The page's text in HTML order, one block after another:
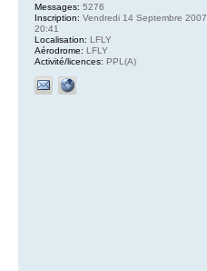
Messages: 5276
Inscription: Vendredi 14 Septembre 2007
20:41
Localisation: LFLY
Aérodrome: LFLY
Activité/licences: PPL(A)